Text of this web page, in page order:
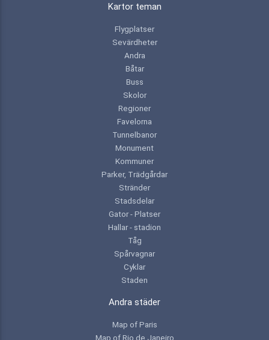
Kartor teman
Flygplatser
Sevärdheter
Andra
Båtar
Buss
Skolor
Regioner
Favelorna
Tunnelbanor
Monument
Kommuner
Parker, Trädgårdar
Stränder
Stadsdelar
Gator - Platser
Hallar - stadion
Tåg
Spårvagnar
Cyklar
Staden
Andra städer
Map of Paris
Map of Rio de Janeiro